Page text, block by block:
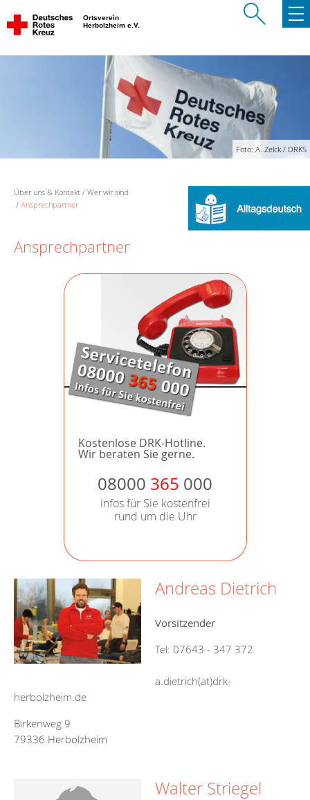
Ortsverein
Herbolzheim e.V.
Foto: A. Zelck / DRKS
Über uns & Kontakt
Wer wir sind
Ansprechpartner
Ansprechpartner
Kostenlose DRK-Hotline.
Wir beraten Sie gerne.
08000 365 000
Infos für Sie kostenfrei
rund um die Uhr
Andreas Dietrich
Vorsitzender
Tel: 07643 - 347 372
a.dietrich(at)drk-
herbolzheim.de
Birkenweg 9
79336 Herbolzheim
Walter Striegel